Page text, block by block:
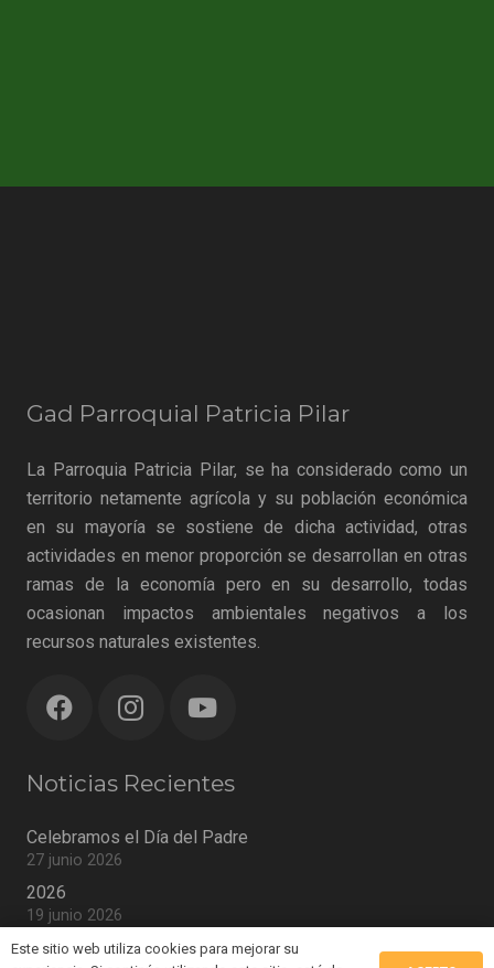
Gad Parroquial Patricia Pilar
La Parroquia Patricia Pilar, se ha considerado como un
territorio netamente agrícola y su población económica
en su mayoría se sostiene de dicha actividad, otras
actividades en menor proporción se desarrollan en otras
ramas de la economía pero en su desarrollo, todas
ocasionan impactos ambientales negativos a los
recursos naturales existentes.
Noticias Recientes
Celebramos el Día del Padre
27 junio 2026
2026
19 junio 2026
MAYO
Este sitio web utiliza cookies para mejorar su